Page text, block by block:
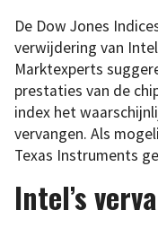
De Dow Jones
verwijdering van
Marktexperts
prestaties van de
index het
vervangen. Als
Texas Instruments
Intel’s